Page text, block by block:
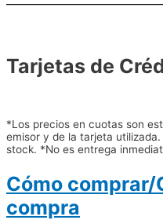
Tarjetas de
*Los precios en cuotas son
emisor y de la tarjeta
stock. *No es entrega
Cómo
compra